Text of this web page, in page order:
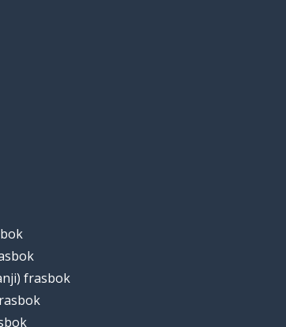
frasbok